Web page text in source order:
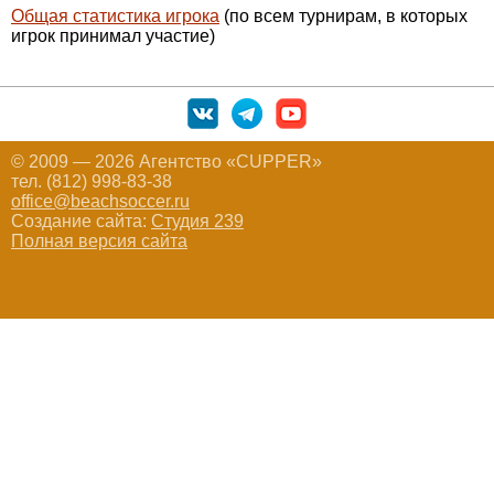
Общая статистика игрока (по всем турнирам, в которых
игрок принимал участие)
© 2009 — 2026 Агентство «CUPPER»
тел. (812) 998-83-38
office@beachsoccer.ru
Создание сайта: Студия 239
Полная версия сайта